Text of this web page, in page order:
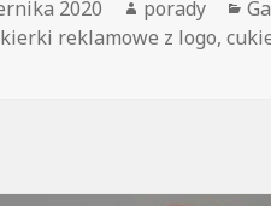
2020 Autor
porady
reklamowe z logo,